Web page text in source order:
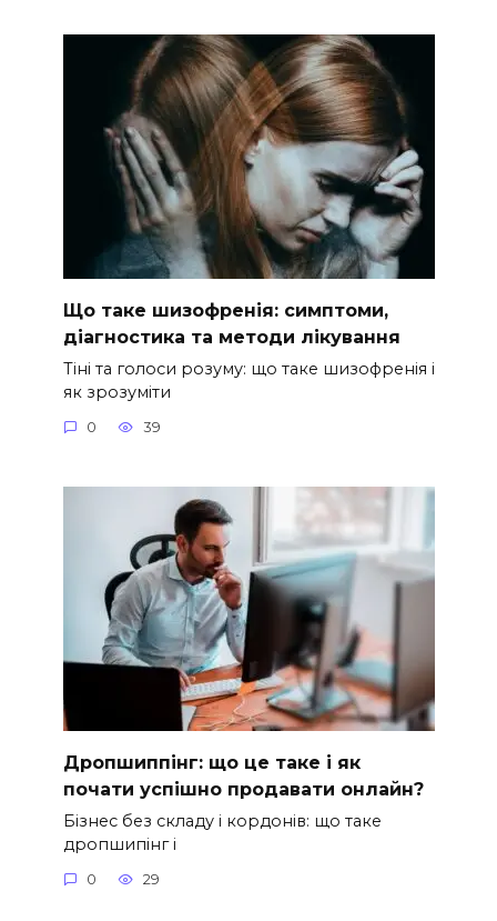
Що таке шизофренія: симптоми,
діагностика та методи лікування
Тіні та голоси розуму: що таке шизофренія і
як зрозуміти
0 39
Дропшиппінг: що це таке і як
почати успішно продавати онлайн?
Бізнес без складу і кордонів: що таке
дропшипінг і
0 29